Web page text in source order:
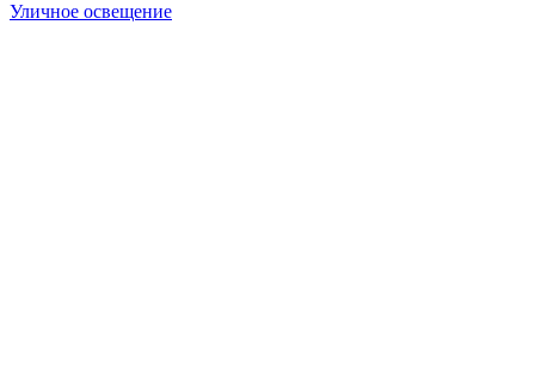
Уличное освещение